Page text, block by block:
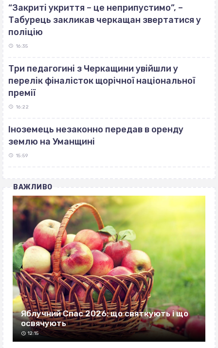
“Закриті укриття – це неприпустимо”, –
Табурець закликав черкащан звертатися у
поліцію
16:35
Три педагогині з Черкащини увійшли у
перелік фіналісток щорічної національної
премії
16:22
Іноземець незаконно передав в оренду
землю на Уманщині
15:59
ВАЖЛИВО
Яблучний Спас 2026: що святкують і що
освячують
12:15